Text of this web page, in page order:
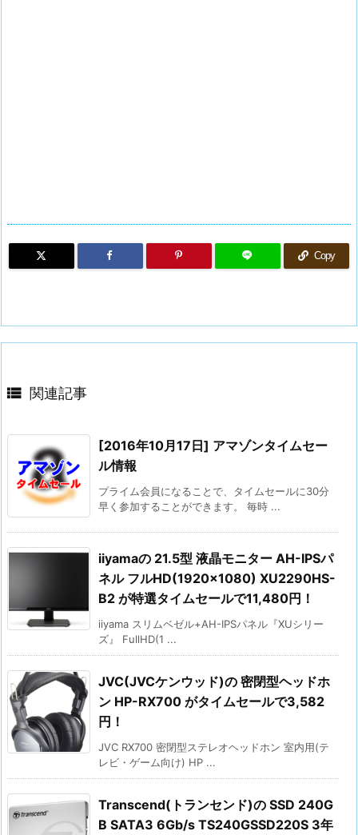
Copy
 関連記事
[2016年10月17日] アマゾンタイムセー
ル情報
プライム会員になることで、タイムセールに30分
早く参加することができます。 毎時 ...
iiyamaの 21.5型 液晶モニター AH-IPSパ
ネル フルHD(1920×1080) XU2290HS-
B2 が特選タイムセールで11,480円！
iiyama スリムベゼル+AH-IPSパネル『XUシリー
ズ』 FullHD(1 ...
JVC(JVCケンウッド)の 密閉型ヘッドホ
ン HP-RX700 がタイムセールで3,582
円！
JVC RX700 密閉型ステレオヘッドホン 室内用(テ
レビ・ゲーム向け) HP ...
Transcend(トランセンド)の SSD 240G
B SATA3 6Gb/s TS240GSSD220S 3年